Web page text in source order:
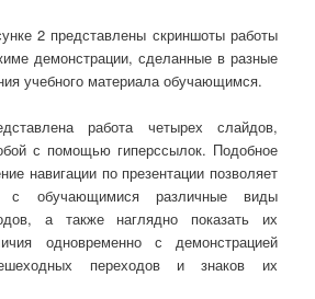
2 представлены скриншоты работы
демонстрации, сделанные в разные
учебного материала обучающимся.
работа четырех слайдов,
с помощью гиперссылок. Подобное
навигации по презентации позволяет
с обучающимися различные виды
а также наглядно показать их
одновременно с демонстрацией
переходов и знаков их